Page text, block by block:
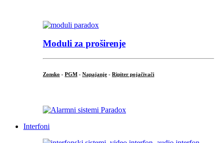
Moduli za proširenje
Zonsko - PGM - Napajanje - Ripiter pojačivači
Interfoni